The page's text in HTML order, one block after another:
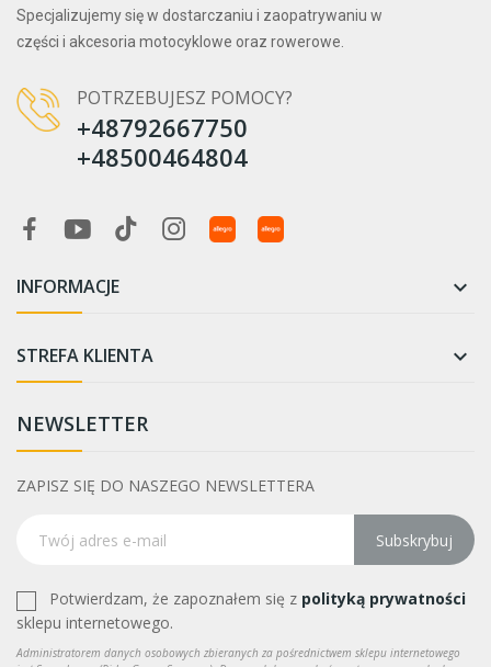
Specjalizujemy się w dostarczaniu i zaopatrywaniu w
części i akcesoria motocyklowe oraz rowerowe.
POTRZEBUJESZ POMOCY?
+48792667750
+48500464804
INFORMACJE 
STREFA KLIENTA 
NEWSLETTER
ZAPISZ SIĘ DO NASZEGO NEWSLETTERA
Subskrybuj
Potwierdzam, że zapoznałem się z polityką prywatności
sklepu internetowego.
Administratorem danych osobowych zbieranych za pośrednictwem sklepu internetowego